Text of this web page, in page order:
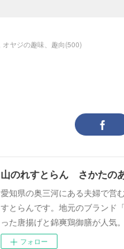
オヤジの趣味、趣向(500)
山のれすとらん さかたの
愛知県の奥三河にある夫婦で営
すとらんです。地元のブランド
った唐揚げと錦爽鶏御膳が人気。
フォロー